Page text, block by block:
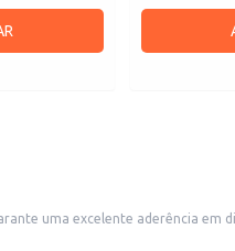
uma excelente aderência em